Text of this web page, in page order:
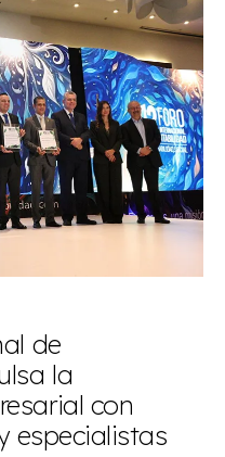
de
la
con
especialistas